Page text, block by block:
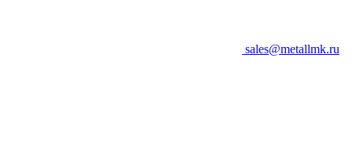
sales@metallmk.ru